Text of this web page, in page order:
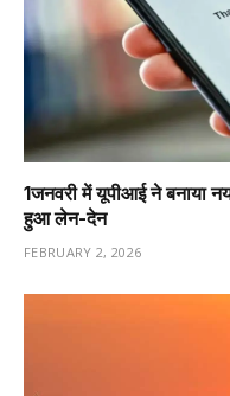
1️जनवरी में यूपीआई ने बनाया
हुआ लेन-देन
FEBRUARY 2, 2026